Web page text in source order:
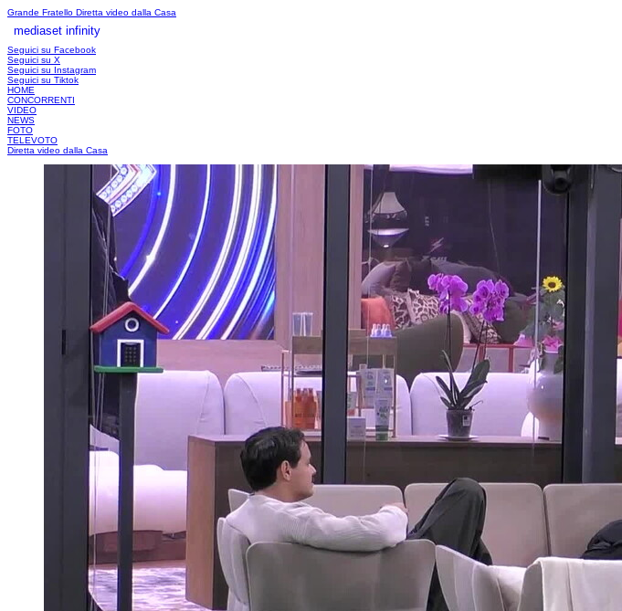
Grande Fratello Diretta video dalla Casa
mediaset infinity
Seguici su Facebook
Seguici su X
Seguici su Instagram
Seguici su Tiktok
HOME
CONCORRENTI
VIDEO
NEWS
FOTO
TELEVOTO
Diretta video dalla Casa